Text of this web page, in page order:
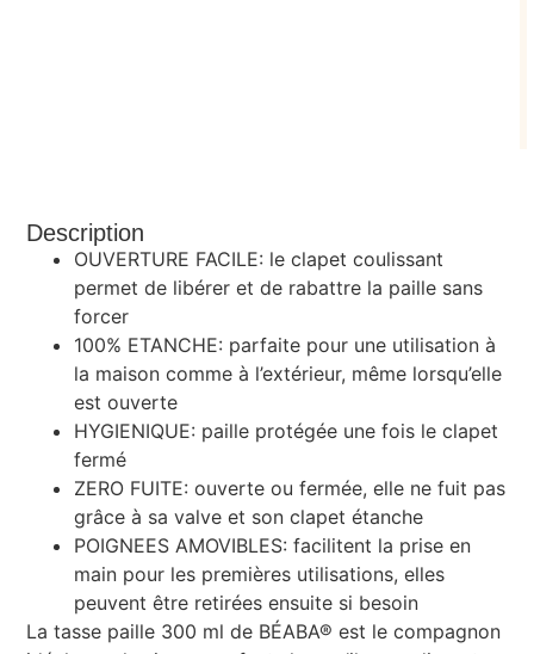
Description
OUVERTURE FACILE: le clapet coulissant
permet de libérer et de rabattre la paille sans
forcer
100% ETANCHE: parfaite pour une utilisation à
la maison comme à l’extérieur, même lorsqu’elle
est ouverte
HYGIENIQUE: paille protégée une fois le clapet
fermé
ZERO FUITE: ouverte ou fermée, elle ne fuit pas
grâce à sa valve et son clapet étanche
POIGNEES AMOVIBLES: facilitent la prise en
main pour les premières utilisations, elles
peuvent être retirées ensuite si besoin
La tasse paille 300 ml de BÉABA® est le compagnon